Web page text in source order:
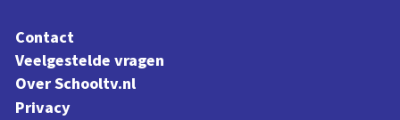
Contact
Veelgestelde vragen
Over Schooltv.nl
Privacy